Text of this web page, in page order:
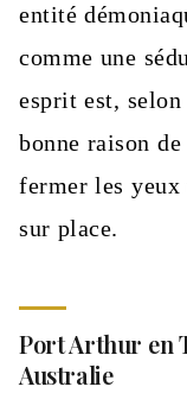
entité
comme une
esprit est,
bonne raison
fermer les
sur place.
Port Arthur en
Australie